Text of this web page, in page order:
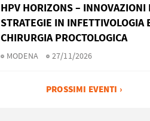
HPV HORIZONS – INNOVAZIONI
STRATEGIE IN INFETTIVOLOGIA
CHIRURGIA PROCTOLOGICA
MODENA 27/11/2026
PROSSIMI EVENTI ›